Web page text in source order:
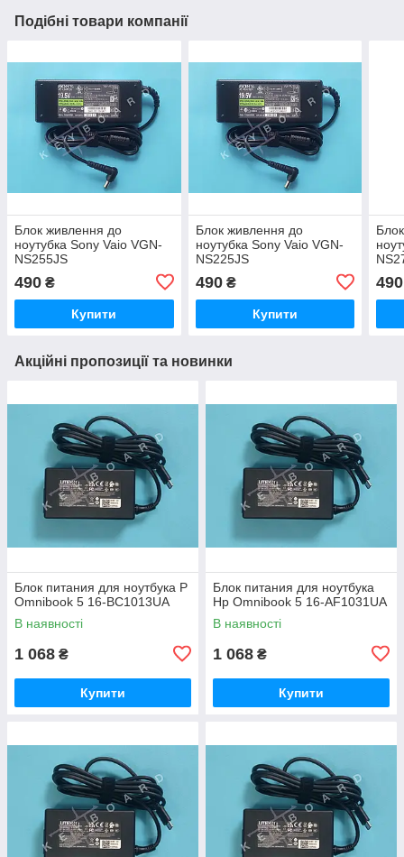
Подібні товари компанії
Блок живлення до
ноутубка Sony Vaio VGN-
NS255JS
490 ₴
Купити
Блок живлення до
ноутубка Sony Vaio VGN-
NS225JS
490₴
Купити
490
Акційні пропозиції та новинки
Блок питания для ноутбука P
Omnibook 5 16-BC1013UA
В наявності
1 068 ₴
Купити
Блок питания для ноутбука
Hp Omnibook 5 16-AF1031UA
В наявності
1 068 ₴
Купити